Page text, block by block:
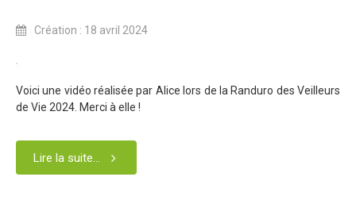
Programme de la journée
Règlement
Création : 18 avril 2024
Voici une vidéo réalisée par Alice lors de la Randuro des Veilleurs
de Vie 2024. Merci à elle !
Lire la suite...